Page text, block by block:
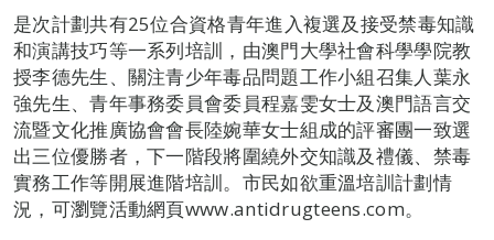
是次計劃共有25位合資格青年進入複選及接受禁毒知識
和演講技巧等一系列培訓，由澳門大學社會科學學院教
授李德先生、關注青少年毒品問題工作小組召集人葉永
強先生、青年事務委員會委員程嘉雯女士及澳門語言交
流暨文化推廣協會會長陸婉華女士組成的評審團一致選
出三位優勝者，下一階段將圍繞外交知識及禮儀、禁毒
實務工作等開展進階培訓。市民如欲重溫培訓計劃情
況，可瀏覽活動網頁www.antidrugteens.com。